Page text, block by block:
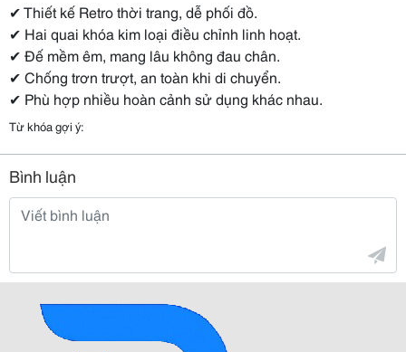
✔ Thiết kế Retro thời trang, dễ phối đồ.
✔ Hai quai khóa kim loại điều chỉnh linh hoạt.
✔ Đế mềm êm, mang lâu không đau chân.
✔ Chống trơn trượt, an toàn khi di chuyển.
✔ Phù hợp nhiều hoàn cảnh sử dụng khác nhau.
Từ khóa gợi ý:
Bình luận